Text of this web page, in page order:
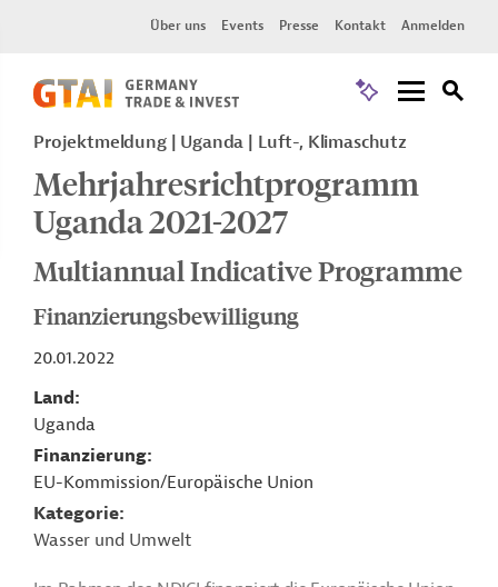
Über uns Events Presse Kontakt Anmelden
Projektmeldung Uganda Luft-, Klimaschutz
Mehrjahresrichtprogramm
Uganda 2021-2027
Multiannual Indicative Programme
Finanzierungsbewilligung
20.01.2022
Land
Uganda
Finanzierung
EU-Kommission/Europäische Union
Kategorie
Wasser und Umwelt